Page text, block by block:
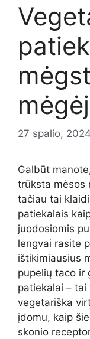
27 spalio, 2024
Galbūt
trūksta mėsos
tačiau tai
patiekalais
juodosiomis
lengvai rasite
ištikimiausius
pupelių taco ir
patiekalai –
vegetariška
įdomu, kaip
skonio